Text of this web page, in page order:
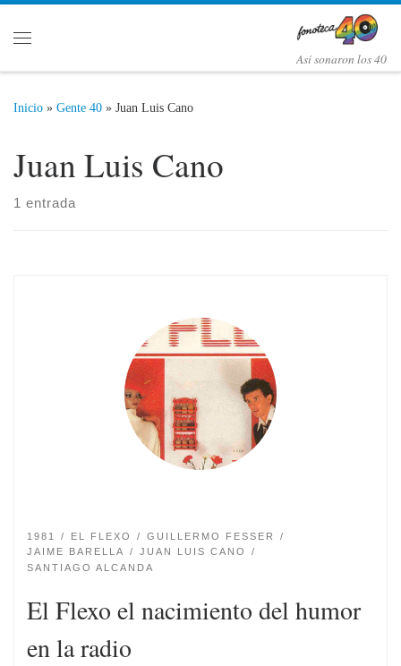
Así­ sonaron los 40
Inicio » Gente 40 » Juan Luis Cano
Juan Luis Cano
1 entrada
1981 EL FLEXO
GUILLERMO FESSER
JAIME BARELLA
JUAN LUIS CANO
SANTIAGO ALCANDA
El Flexo el nacimiento del humor
en la radio